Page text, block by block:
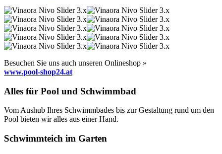
Besuchen Sie uns auch unseren Onlineshop »
www.pool-shop24.at
Alles für Pool und Schwimmbad
Vom Aushub Ihres Schwimmbades bis zur Gestaltung rund um den
Pool bieten wir alles aus einer Hand.
Schwimmteich im Garten